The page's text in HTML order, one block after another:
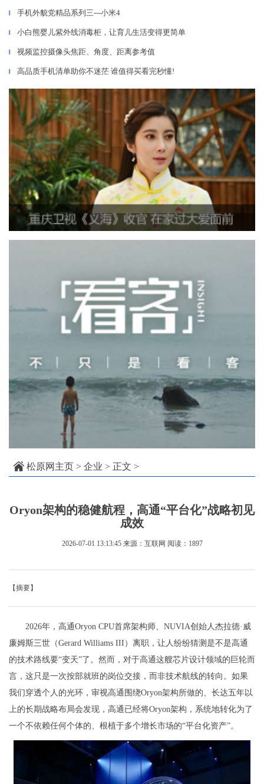
▎ 手机外貌党精品系列三---小米4
▎ 小白熊婴儿紫外线消毒柜，让育儿生活变得更简单
▎ 视频监控摄像头焦距、角度、距离参考值
▎ 高品质手机清单助你不迷茫 谁值得买看完秒懂!
松原网主页 > 企业 > 正文 >
Oryon架构的稳健航程，高通“平台化”战略初见
成效
2026-07-01 13:13:45 来源：互联网 阅读：1897
【摘要】
2026年，高通Oryon CPU首席架构师、NUVIA创始人杰拉德·威
廉姆斯三世（Gerard Williams III）离职，让人纷纷猜测是不是高通
的技术路线要“变天”了。然而，对于高通这艘芯片设计领域的巨轮而
言，这只是一次按部就班的岗位交接，而非技术航线的转向。如果
我们穿透个人的光环，审视高通围绕Oryon架构所做的、长达五年以
上的长期战略布局会发现，高通已经将Oryon架构，系统地转化为了
一个不依赖任何个体的、根植于多个增长市场的“平台化资产”。